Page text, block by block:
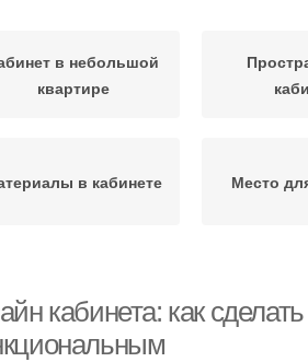
в небольшой
квартире
в кабинете Место
кабинет
кабинета: как